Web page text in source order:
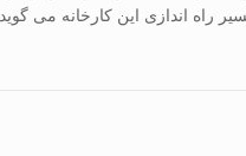
راه اندازی این کارخانه می گوید.